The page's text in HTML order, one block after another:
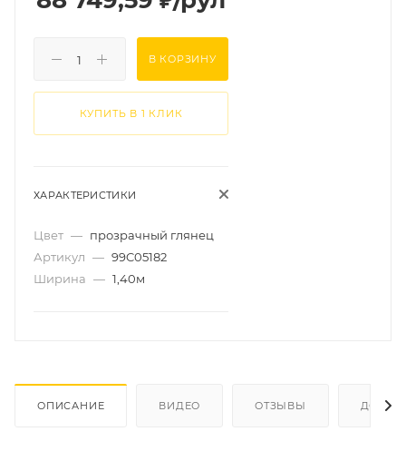
В КОРЗИНУ
КУПИТЬ В 1 КЛИК
ХАРАКТЕРИСТИКИ
Цвет — прозрачный глянец
Артикул — 99C05182
Ширина — 1,40м
ОПИСАНИЕ ВИДЕО ОТЗЫВЫ